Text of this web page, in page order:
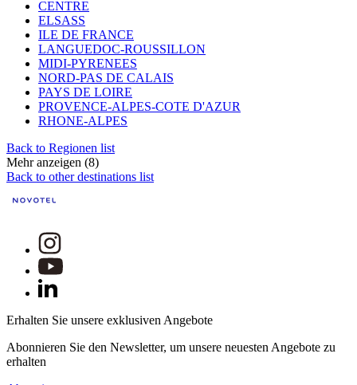
CENTRE
ELSASS
ILE DE FRANCE
LANGUEDOC-ROUSSILLON
MIDI-PYRENEES
NORD-PAS DE CALAIS
PAYS DE LOIRE
PROVENCE-ALPES-COTE D'AZUR
RHONE-ALPES
Back to Regionen list
Mehr anzeigen (8)
Back to other destinations list
Erhalten Sie unsere exklusiven Angebote
Abonnieren Sie den Newsletter, um unsere neuesten Angebote zu
erhalten